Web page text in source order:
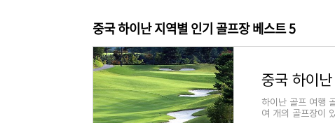
중국 하이난 지역별 인기 골프장 베스트 5
하이난 골프 여행
여 개의 골프장이